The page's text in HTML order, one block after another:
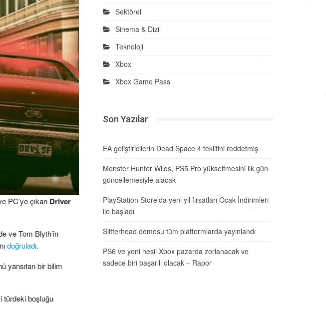
PC’ye çıkan Driver
ve Tom Blyth’in
doğruladı.
yansıtan bir bilim
türdeki boşluğu
Sektörel
Sinema & Dizi
Teknoloji
Xbox
Xbox Game Pass
Son Yazılar
EA geliştiricilerin Dead Space 4 teklifini reddetmiş
Monster Hunter Wilds, PS5 Pro yükseltmesini ilk gün
güncellemesiyle alacak
PlayStation Store’da yeni yıl fırsatları Ocak İndirimleri
ile başladı
Slitterhead demosu tüm platformlarda yayınlandı
PS6 ve yeni nesil Xbox pazarda zorlanacak ve
sadece biri başarılı olacak – Rapor